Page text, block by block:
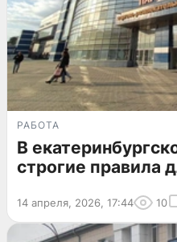
РАБОТА
В
строгие правила
14 апреля, 2026, 17:44 10